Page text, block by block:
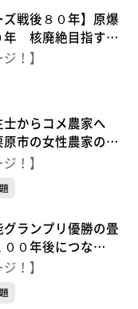
ズ戦後８０年】原爆
年 核廃絶目指す仙
村緋紗子さん “焦
ジ！】
士からコメ農家へ
原市の女性農家の奮
ジ！】
グランプリ優勝の畳
０年後につな
”の畳作り
ジ！】